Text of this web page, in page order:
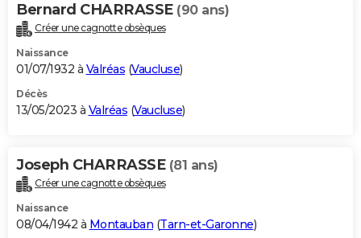
Bernard CHARRASSE (90 ans)
Créer une cagnotte obsèques
Naissance
01/07/1932 à Valréas (Vaucluse)
Décès
13/05/2023 à Valréas (Vaucluse)
Joseph CHARRASSE (81 ans)
Créer une cagnotte obsèques
Naissance
08/04/1942 à Montauban (Tarn-et-Garonne)